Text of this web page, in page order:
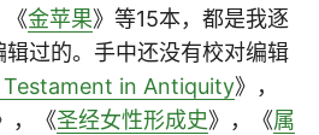
《金苹果》等15本，都是我逐
过的。手中还没有校对编辑
in Antiquity》，
，《圣经女性形成史》，《属